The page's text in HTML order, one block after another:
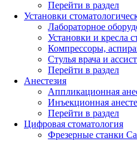
Перейти в раздел
Установки
Лабораторное
Установки и кресла
Компрессоры,
Стулья врача и
Перейти в раздел
Анестезия
Аппликационная
Инъекционная
Перейти в раздел
Цифровая стоматология
Фрезерные станки